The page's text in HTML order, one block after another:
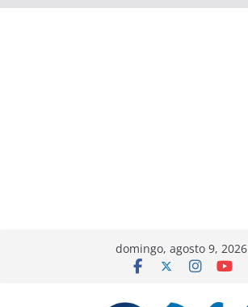
domingo, agosto 9, 2026